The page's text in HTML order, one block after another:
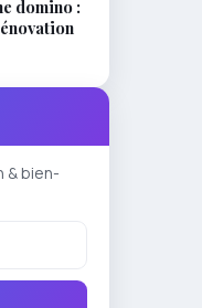
domino :
& bien-